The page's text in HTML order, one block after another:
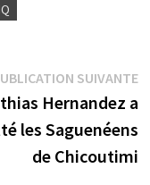
SUIVANTE
Hernandez a
les Saguenéens
de Chicoutimi